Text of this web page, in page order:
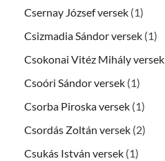
Csernay József versek (1)
Csizmadia Sándor versek (1)
Csokonai Vitéz Mihály versek
Csoóri Sándor versek (1)
Csorba Piroska versek (1)
Csordás Zoltán versek (2)
Csukás István versek (1)